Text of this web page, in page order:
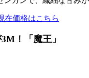
価格はこちら
！「魔王」